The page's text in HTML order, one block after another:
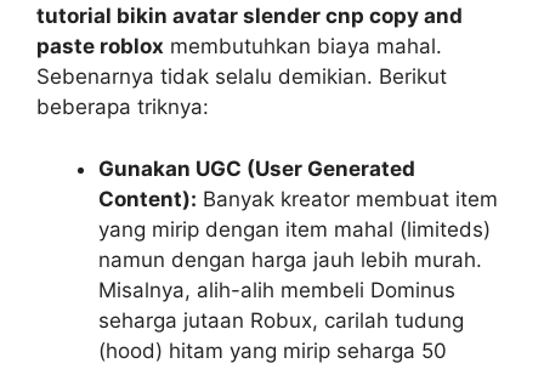
tutorial bikin avatar slender cnp copy and
paste roblox membutuhkan biaya mahal.
Sebenarnya tidak selalu demikian. Berikut
beberapa triknya:
Gunakan UGC (User Generated
Content): Banyak kreator membuat item
yang mirip dengan item mahal (limiteds)
namun dengan harga jauh lebih murah.
Misalnya, alih-alih membeli Dominus
seharga jutaan Robux, carilah tudung
(hood) hitam yang mirip seharga 50